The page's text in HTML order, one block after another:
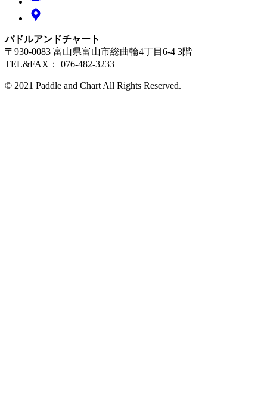
パドルアンドチャート
〒930-0083 富山県富山市総曲輪4丁目6-4 3階
TEL&FAX： 076-482-3233
© 2021 Paddle and Chart All Rights Reserved.